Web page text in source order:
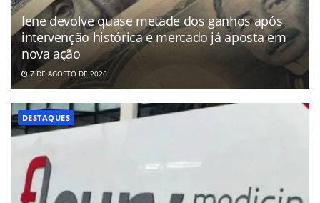
Iene devolve quase metade dos ganhos após
intervenção histórica e mercado já aposta em
nova ação
7 DE AGOSTO DE 2026
DESTAQUES